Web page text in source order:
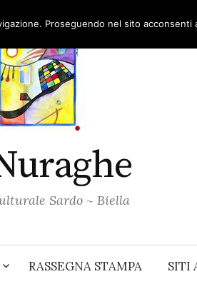
Sardo ~ Biella
RASSEGNA STAMPA SITI
Proseguendo nel sito acconsenti